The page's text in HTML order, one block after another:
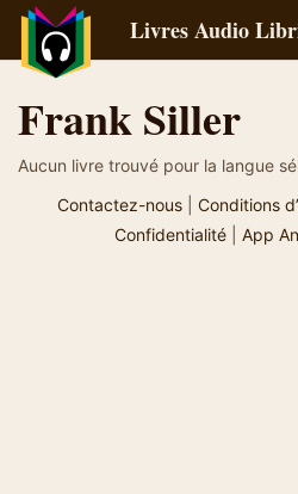
Livres Audio
Frank Siller
Aucun livre trouvé pour la langue
Contactez-nous| Conditions
Confidentialité
App